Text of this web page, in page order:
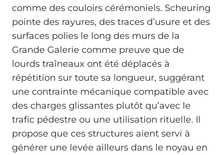
comme des couloirs cérémoniels. Scheuring
pointe des rayures, des traces d’usure et des
surfaces polies le long des murs de la
Grande Galerie comme preuve que de
lourds traîneaux ont été déplacés à
répétition sur toute sa longueur, suggérant
une contrainte mécanique compatible avec
des charges glissantes plutôt qu’avec le
trafic pédestre ou une utilisation rituelle. Il
propose que ces structures aient servi à
générer une levée ailleurs dans le noyau en